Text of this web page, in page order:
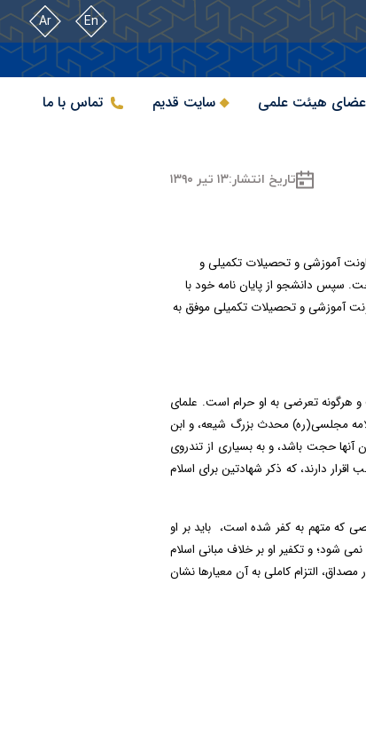
En
Ar
هیئت علمی سایت قدیم تماس با ما
تاریخ انتشار:۱۳ تیر ۱۳۹۰
آموزشی و تحصیلات تکمیلی و
سپس دانشجو از پایان نامه خود با
آموزشی و تحصیلات تکمیلی موفق به
هرگونه تعرضی به او حرام است. علمای
مجلسی(ره) محدث بزرگ شیعه، و ابن
آنها حجت باشد، و به بسیاری از تندروی
دارند، که ذکر شهادتین برای اسلام
که متهم به کفر شده است، باید بر او
شود؛ و تکفیر او بر خلاف مبانی اسلام
التزام کاملی به آن معیارها نشان